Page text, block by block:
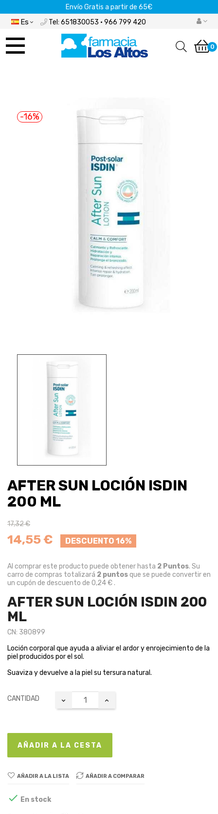
Envío Gratis a partir de 65€
Es Tel: 651830053 · 966 799 420
Navegación 0
-16%
AFTER SUN LOCIÓN ISDIN
200 ML
17,32 €
14,55 € DESCUENTO 16%
Al comprar este producto puede obtener hasta 2 Puntos. Su
carro de compras totalizará 2 puntosque se puede convertir en
un cupón de descuento de 0,24 €.
AFTER SUN LOCIÓN ISDIN 200
ML
CN: 380899
Loción corporal que ayuda a aliviar el ardor y enrojecimiento de la
piel producidos por el sol.
Suaviza y devuelve a la piel su tersura natural.
CANTIDAD
AÑADIR A LA CESTA
AÑADIR A LA LISTA AÑADIR A COMPARAR
 En stock